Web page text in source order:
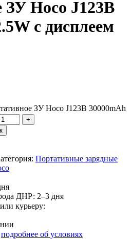
ЗУ Hoco J123B
с дисплеем
ЗУ Hoco J123B 30000mAh
Портативные зарядные
ДНР: 2–3 дня
курьеру:
подробнее об условиях